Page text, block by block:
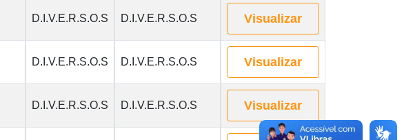
D.I.V.E.R.S.O.S D.I.V.E.R.S.O.S Visualizar
D.I.V.E.R.S.O.S D.I.V.E.R.S.O.S Visualizar
D.I.V.E.R.S.O.S D.I.V.E.R.S.O.S Visualizar